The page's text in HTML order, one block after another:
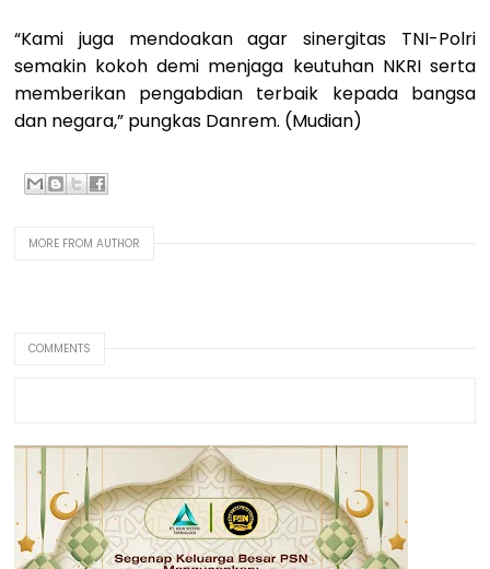
“Kami juga mendoakan agar sinergitas TNI-Polri
semakin kokoh demi menjaga keutuhan NKRI serta
memberikan pengabdian terbaik kepada bangsa
dan negara,” pungkas Danrem. (Mudian)
MORE FROM AUTHOR
COMMENTS